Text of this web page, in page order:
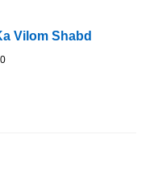
Vilom Shabd